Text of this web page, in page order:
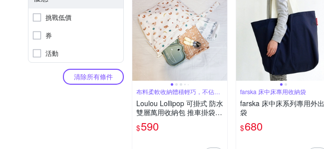
挑戰低價
券
活動
清除所有條件
布料柔軟收納體積輕巧，不佔空
間
Loulou Lollipop 可掛式 防水
雙層萬用收納包 推車掛袋
收納袋 多款可選
$590
farska 床中床專用收納袋
farska 床中床系列專用外出
袋
$680